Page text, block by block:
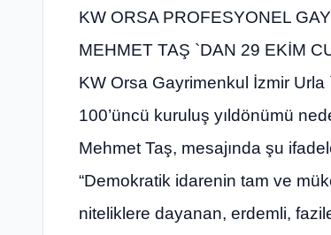
KW ORSA PROFESYONEL
MEHMET TAŞ `DAN 29 EKİM
KW Orsa Gayrimenkul İzmir
100’üncü kuruluş yıldönümü
Mehmet Taş, mesajında şu
“Demokratik idarenin tam ve
niteliklere dayanan, erdemli,